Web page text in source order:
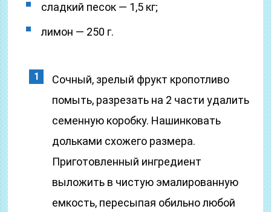
сладкий песок — 1,5 кг;
лимон — 250 г.
Сочный, зрелый фрукт кропотливо
помыть, разрезать на 2 части удалить
семенную коробку. Нашинковать
дольками схожего размера.
Приготовленный ингредиент
выложить в чистую эмалированную
емкость, пересыпая обильно любой